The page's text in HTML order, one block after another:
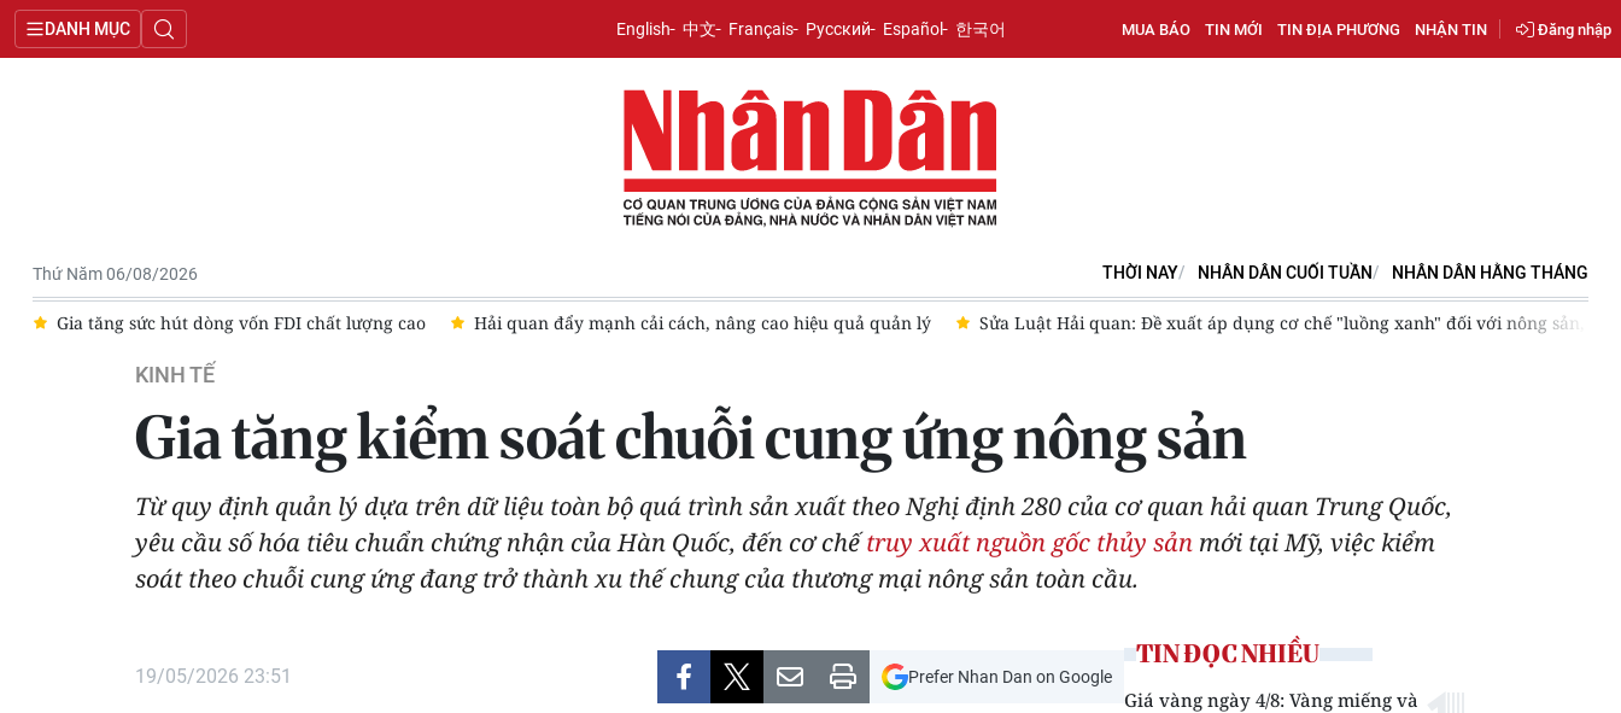
DANH MỤC English 中文 Français Русский Español 한국어 MUA BÁO TIN MỚI TIN ĐỊA PHƯƠNG NHẬN TIN Đăng nhập
Thứ Năm 06/08/2026 THỜI NAY NHÂN DÂN CUỐI TUẦN NHÂN DÂN HẰNG THÁNG
Gia tăng sức hút dòng vốn FDI chất lượng cao Hải quan đẩy mạnh cải cách, nâng cao hiệu quả quản lý Sửa Luật Hải quan: Đề xuất áp dụng cơ chế "luồng xanh" đối với nông sản,
KINH TẾ
Gia tăng kiểm soát chuỗi cung ứng nông sản
Từ quy định quản lý dựa trên dữ liệu toàn bộ quá trình sản xuất theo Nghị định 280 của cơ quan hải quan Trung Quốc,
yêu cầu số hóa tiêu chuẩn chứng nhận của Hàn Quốc, đến cơ chếtruy xuất nguồn gốc thủy sản mới tại Mỹ, việc kiểm
soát theo chuỗi cung ứng đang trở thành xu thế chung của thương mại nông sản toàn cầu.
19/05/2026 23:51 Prefer Nhan Dan on Google
TIN ĐỌC NHIỀU
Giá vàng ngày 4/8: Vàng miếng và